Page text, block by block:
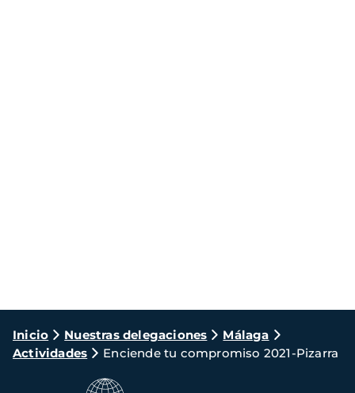
Ruta
de
navegación
Inicio Nuestras delegaciones
Málaga
Actividades
Enciende tu compromiso 2021-Pizarra